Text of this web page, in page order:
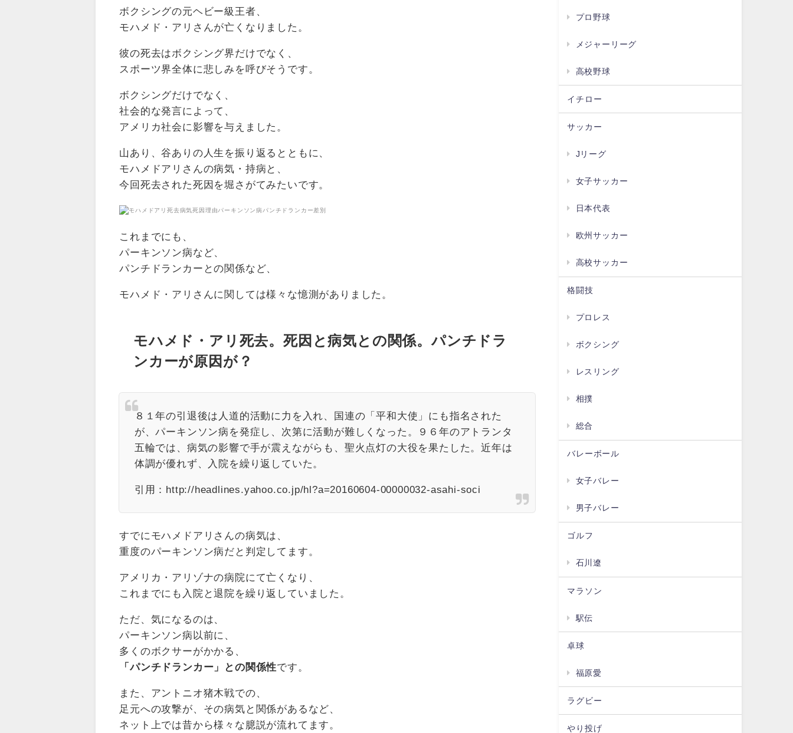
ボクシングの元ヘビー級王者、
モハメド・アリさんが亡くなりました。
彼の死去はボクシング界だけでなく、
スポーツ界全体に悲しみを呼びそうです。
ボクシングだけでなく、
社会的な発言によって、
アメリカ社会に影響を与えました。
山あり、谷ありの人生を振り返るとともに、
モハメドアリさんの病気・持病と、
今回死去された死因を堀さがてみたいです。
これまでにも、
パーキンソン病など、
パンチドランカーとの関係など、
モハメド・アリさんに関しては様々な憶測がありました。
モハメド・アリ死去。死因と病気との関係。パンチドラ
ンカーが原因が？
８１年の引退後は人道的活動に力を入れ、国連の「平和大使」にも指名された
が、パーキンソン病を発症し、次第に活動が難しくなった。９６年のアトランタ
五輪では、病気の影響で手が震えながらも、聖火点灯の大役を果たした。近年は
体調が優れず、入院を繰り返していた。
引用：http://headlines.yahoo.co.jp/hl?a=20160604-00000032-asahi-soci
すでにモハメドアリさんの病気は、
重度のパーキンソン病だと判定してます。
アメリカ・アリゾナの病院にて亡くなり、
これまでにも入院と退院を繰り返していました。
ただ、気になるのは、
パーキンソン病以前に、
多くのボクサーがかかる、
「パンチドランカー」との関係性です。
また、アントニオ猪木戦での、
足元への攻撃が、その病気と関係があるなど、
ネット上では昔から様々な臆説が流れてます。
プロ野球
メジャーリーグ
高校野球
イチロー
サッカー
Jリーグ
女子サッカー
日本代表
欧州サッカー
高校サッカー
格闘技
プロレス
ボクシング
レスリング
相撲
総合
バレーボール
女子バレー
男子バレー
ゴルフ
石川遼
マラソン
駅伝
卓球
福原愛
ラグビー
やり投げ